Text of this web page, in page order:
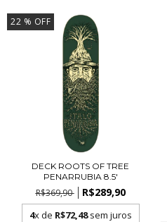
22 % OFF
DECK ROOTS OF TREE
PENARRUBIA 8.5'
R$369,90 R$289,90
4x de R$72,48sem juros